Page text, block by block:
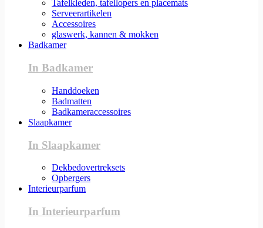
Tafelkleden, tafellopers en placemats
Serveerartikelen
Accessoires
glaswerk, kannen & mokken
Badkamer
In Badkamer
Handdoeken
Badmatten
Badkameraccessoires
Slaapkamer
In Slaapkamer
Dekbedovertreksets
Opbergers
Interieurparfum
In Interieurparfum